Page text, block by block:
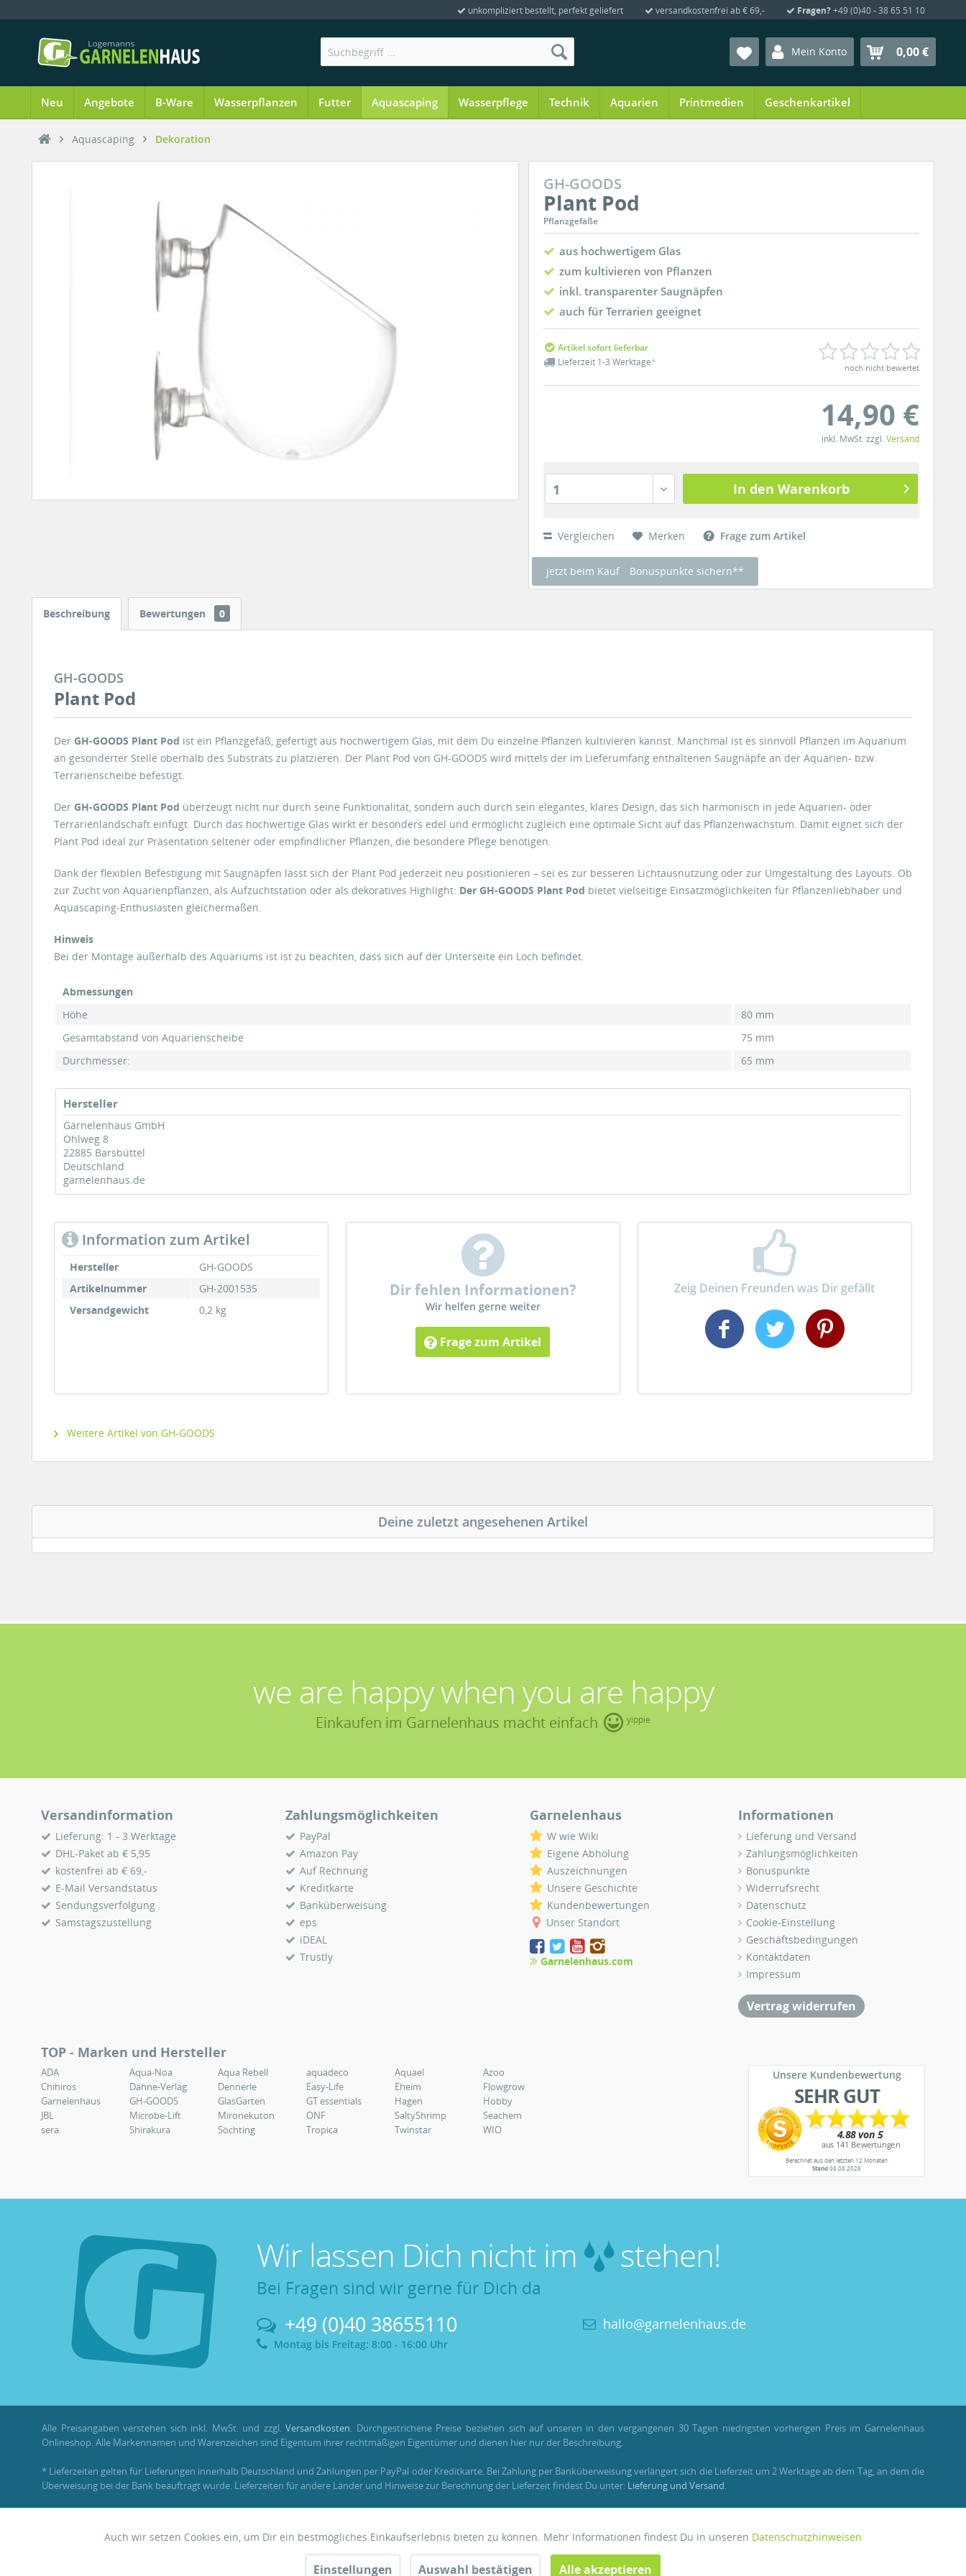
unkompliziert bestellt, perfekt geliefert versandkostenfrei ab € 69,- Fragen?+49 (0)40 - 38 65 51 10
Mein Konto 0,00 €
Neu Angebote B-Ware Wasserpflanzen Futter Aquascaping Wasserpflege Technik Aquarien Printmedien Geschenkartikel
Aquascaping Dekoration
GH-GOODS
Plant Pod
Pflanzgefäße
aus hochwertigem Glas
zum kultivieren von Pflanzen
inkl. transparenter Saugnäpfen
auch für Terrarien geeignet
Artikel sofort lieferbar
Lieferzeit 1-3 Werktage* noch nicht bewertet
14,90 €
inkl. MwSt. zzgl. Versand
1 In den Warenkorb
Vergleichen Merken Frage zum Artikel
jetzt beim Kauf Bonuspunkte sichern**
Beschreibung Bewertungen 0
GH-GOODS
Plant Pod
Der GH-GOODS Plant Pod ist ein Pflanzgefäß, gefertigt aus hochwertigem Glas, mit dem Du einzelne Pflanzen kultivieren kannst. Manchmal ist es sinnvoll Pflanzen im Aquarium
an gesonderter Stelle oberhalb des Substrats zu platzieren. Der Plant Pod von GH-GOODS wird mittels der im Lieferumfang enthaltenen Saugnäpfe an der Aquarien- bzw.
Terrarienscheibe befestigt.
Der GH-GOODS Plant Pod überzeugt nicht nur durch seine Funktionalität, sondern auch durch sein elegantes, klares Design, das sich harmonisch in jede Aquarien- oder
Terrarienlandschaft einfügt. Durch das hochwertige Glas wirkt er besonders edel und ermöglicht zugleich eine optimale Sicht auf das Pflanzenwachstum. Damit eignet sich der
Plant Pod ideal zur Präsentation seltener oder empfindlicher Pflanzen, die besondere Pflege benötigen.
Dank der flexiblen Befestigung mit Saugnäpfen lässt sich der Plant Pod jederzeit neu positionieren – sei es zur besseren Lichtausnutzung oder zur Umgestaltung des Layouts. Ob
zur Zucht von Aquarienpflanzen, als Aufzuchtstation oder als dekoratives Highlight: Der GH-GOODS Plant Pod bietet vielseitige Einsatzmöglichkeiten für Pflanzenliebhaber und
Aquascaping-Enthusiasten gleichermaßen.
Hinweis
Bei der Montage außerhalb des Aquariums ist ist zu beachten, dass sich auf der Unterseite ein Loch befindet.
Abmessungen
Höhe
80 mm
Gesamtabstand von Aquarienscheibe
75 mm
Durchmesser:
65 mm
Hersteller
Garnelenhaus GmbH
Ohlweg 8
22885 Barsbüttel
Deutschland
garnelenhaus.de
Information zum Artikel
Hersteller
GH-GOODS
Artikelnummer
GH-2001535
Versandgewicht
0,2 kg
Dir fehlen Informationen?
Wir helfen gerne weiter
Frage zum Artikel
Zeig Deinen Freunden was Dir gefällt
Weitere Artikel von GH-GOODS
Deine zuletzt angesehenen Artikel
we are happy when you are happy
Einkaufen im Garnelenhaus macht einfach yippie
Versandinformation
Lieferung: 1 - 3 Werktage
DHL-Paket ab € 5,95
kostenfrei ab € 69,-
E-Mail Versandstatus
Sendungsverfolgung
Samstagszustellung
Zahlungsmöglichkeiten
PayPal
Amazon Pay
Auf Rechnung
Kreditkarte
Banküberweisung
eps
iDEAL
Trustly
Garnelenhaus
W wie Wiki
Eigene Abholung
Auszeichnungen
Unsere Geschichte
Kundenbewertungen
Unser Standort
Garnelenhaus.com
Informationen
Lieferung und Versand
Zahlungsmöglichkeiten
Bonuspunkte
Widerrufsrecht
Datenschutz
Cookie-Einstellung
Geschäftsbedingungen
Kontaktdaten
Impressum
Vertrag widerrufen
TOP - Marken und Hersteller
ADA Aqua-Noa Aqua Rebell aquadeco Aquael
Azoo
Chihiros
Dähne-Verlag Dennerle Easy-Life Eheim
Flowgrow
Garnelenhaus
GH-GOODS GlasGarten GT essentials Hagen
Hobby
JBL
Microbe-Lift Mironekuton ONF SaltyShrimp
Seachem
sera
Shirakura Söchting Tropica Twinstar WIO
Unsere Kundenbewertung
SEHR GUT
Berechnet aus den letzten 12 Monaten
Stand08.08.2026
Wir lassen Dich nicht im stehen!
Bei Fragen sind wir gerne für Dich da
+49 (0)40 38655110
Montag bis Freitag: 8:00 - 16:00 Uhr
hallo@garnelenhaus.de
Alle Preisangaben verstehen sich inkl. MwSt. und zzgl.Versandkosten. Durchgestrichene Preise beziehen sich auf unseren in den vergangenen 30 Tagen niedrigsten vorherigen Preis im Garnelenhaus
Onlineshop. Alle Markennamen und Warenzeichen sind Eigentum ihrer rechtmäßigen Eigentümer und dienen hier nur der Beschreibung.
* Lieferzeiten gelten für Lieferungen innerhalb Deutschland und Zahlungen per PayPal oder Kreditkarte. Bei Zahlung per Banküberweisung verlängert sich die Lieferzeit um 2 Werktage ab dem Tag, an dem die
Überweisung bei der Bank beauftragt wurde. Lieferzeiten für andere Länder und Hinweise zur Berechnung der Lieferzeit findest Du unter: Lieferung und Versand.
Aktiv
Auch wir setzen Cookies ein, um Dir ein bestmögliches Einkaufserlebnis bieten zu können. Mehr Informationen findest Du in unseren Datenschutzhinweisen
Einstellungen Auswahl bestätigen Alle akzeptieren